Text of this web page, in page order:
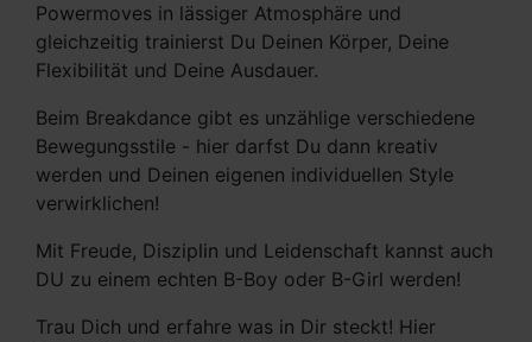
Powermoves in lässiger Atmosphäre und
gleichzeitig trainierst Du Deinen Körper, Deine
Flexibilität und Deine Ausdauer.
Beim Breakdance gibt es unzählige verschiedene
Bewegungsstile - hier darfst Du dann kreativ
werden und Deinen eigenen individuellen Style
verwirklichen!
Mit Freude, Disziplin und Leidenschaft kannst auch
DU zu einem echten B-Boy oder B-Girl werden!
Trau Dich und erfahre was in Dir steckt! Hier